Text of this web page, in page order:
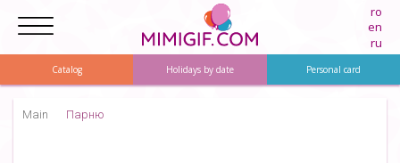
ru
ro
en
Catalog Holidays by date Personal card
Main Парню